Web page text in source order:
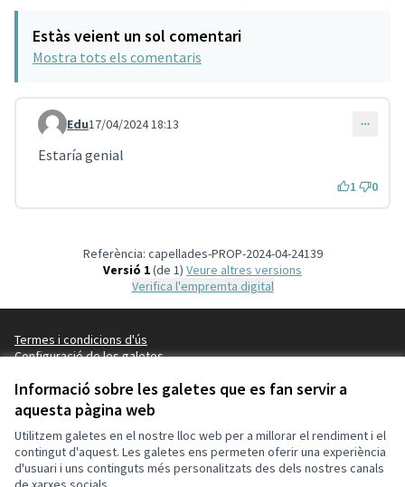
Informació sobre les galetes que es fan servir a
aquesta pàgina web
Utilitzem galetes en el nostre lloc web per a millorar el rendiment i el
contingut d'aquest. Les galetes ens permeten oferir una experiència
d'usuari i uns continguts més personalitzats des dels nostres canals
Estàs veient un sol comentari
Mostra tots els comentaris
Comentari 4225
Edu17/04/2024 18:13
Estaría genial
1 0
Referència: capellades-PROP-2024-04-24139
Versió 1(de 1)
veure altres versions
Verifica l'empremta digital
Termes i condicions d'ús
Configuració de les galetes
(Enllaç extern)
(Enllaç extern)
Català
Triar la llenguaElegir el idioma